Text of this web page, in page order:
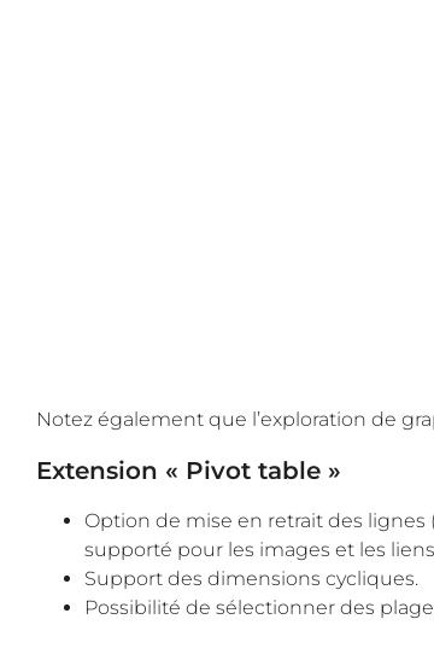
Notez également que l’exploration de
Extension « Pivot table »
Option de mise en retrait des lignes
supporté pour les images et les
Support des dimensions cycliques.
Possibilité de sélectionner des